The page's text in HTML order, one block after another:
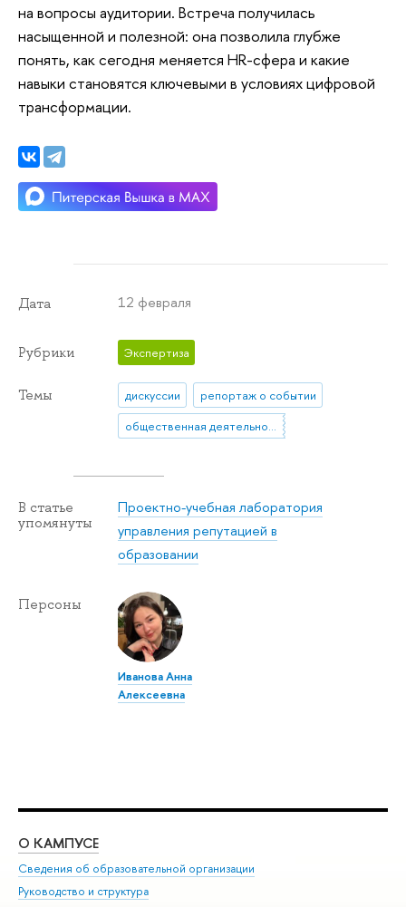
на вопросы аудитории. Встреча получилась
насыщенной и полезной: она позволила глубже
понять, как сегодня меняется HR-сфера и какие
навыки становятся ключевыми в условиях цифровой
трансформации.
Дата 12 февраля
Рубрики Экспертиза
Темы дискуссии
репортаж о событии
общественная деятельность
В статье
упомянуты
Проектно-учебная лаборатория
управления репутацией в
образовании
Персоны
Иванова Анна
Алексеевна
О КАМПУСЕ
Сведения об образовательной организации
Руководство и структура